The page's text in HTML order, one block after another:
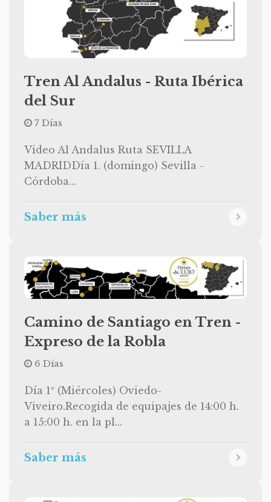
Tren Al Andalus - Ruta Ibérica
del Sur
7 Días
Video Al Andalus Ruta SEVILLA
MADRIDDía 1. (domingo) Sevilla -
Córdoba...
Saber más
Camino de Santiago en Tren -
Expreso de la Robla
6 Días
Día 1º (Miércoles) Oviedo-
Viveiro.Recogida de equipajes de 14:00 h.
a 15:00 h. en la pl...
Saber más